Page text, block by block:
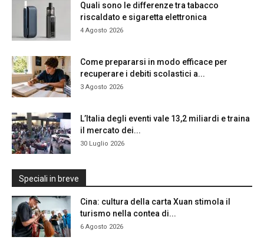
Quali sono le differenze tra tabacco
riscaldato e sigaretta elettronica
4 Agosto 2026
Come prepararsi in modo efficace per
recuperare i debiti scolastici a...
3 Agosto 2026
L’Italia degli eventi vale 13,2 miliardi e traina
il mercato dei...
30 Luglio 2026
Speciali in breve
Cina: cultura della carta Xuan stimola il
turismo nella contea di...
6 Agosto 2026